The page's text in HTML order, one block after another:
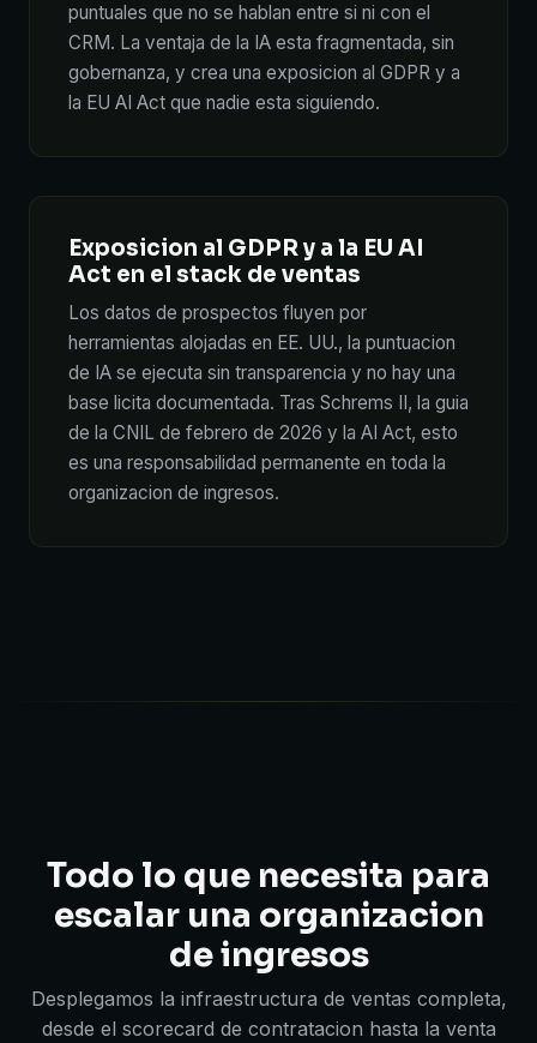
puntuales que no se hablan entre si ni con el
CRM. La ventaja de la IA esta fragmentada, sin
gobernanza, y crea una exposicion al GDPR y a
la EU AI Act que nadie esta siguiendo.
Exposicion al GDPR y a la EU AI
Act en el stack de ventas
Los datos de prospectos fluyen por
herramientas alojadas en EE. UU., la puntuacion
de IA se ejecuta sin transparencia y no hay una
base licita documentada. Tras Schrems II, la guia
de la CNIL de febrero de 2026 y la AI Act, esto
es una responsabilidad permanente en toda la
organizacion de ingresos.
Todo lo que necesita para
escalar una organizacion
de ingresos
Desplegamos la infraestructura de ventas completa,
desde el scorecard de contratacion hasta la venta